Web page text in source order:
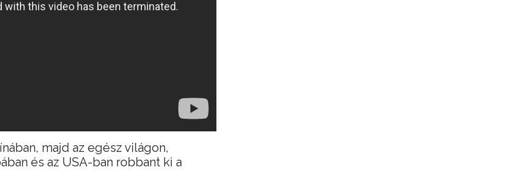
majd az egész világon,
és az USA-ban robbant ki a